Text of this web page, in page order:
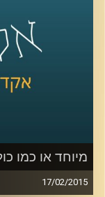
מסוגלים
כהכנה לתכנית
מיוחד או כמו
17/02/2015